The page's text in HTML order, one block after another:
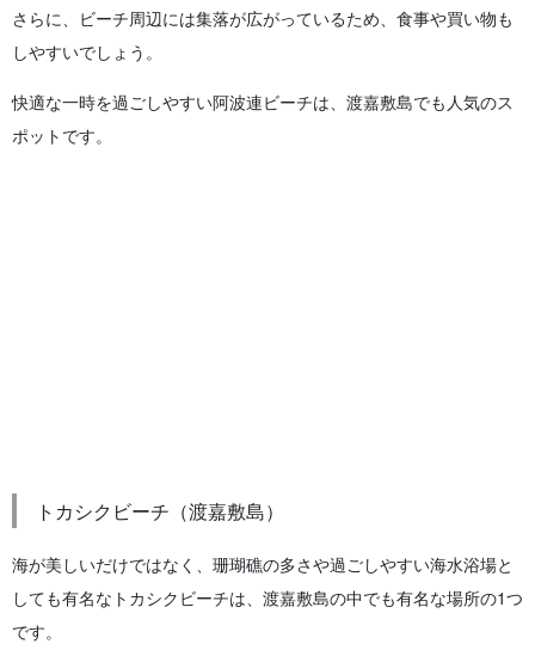
さらに、ビーチ周辺には集落が広がっているため、食事や買い物も
しやすいでしょう。
快適な一時を過ごしやすい阿波連ビーチは、渡嘉敷島でも人気のス
ポットです。
トカシクビーチ（渡嘉敷島）
海が美しいだけではなく、珊瑚礁の多さや過ごしやすい海水浴場と
しても有名なトカシクビーチは、渡嘉敷島の中でも有名な場所の1つ
です。